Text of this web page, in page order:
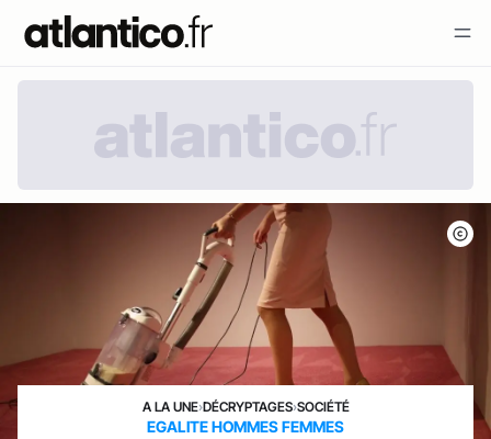
A LA UNE›DÉCRYPTAGES›SOCIÉTÉ
EGALITE HOMMES FEMMES